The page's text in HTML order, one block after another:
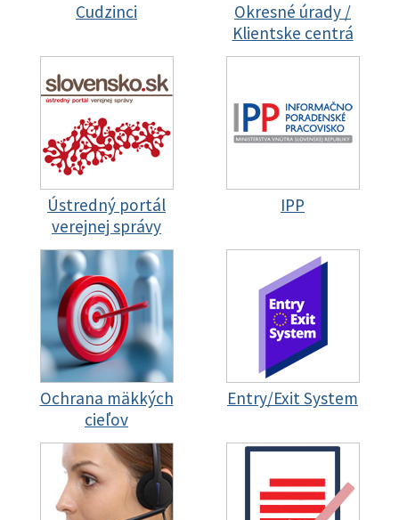
Cudzinci
Okresné úrady /
Klientske centrá
Ústredný portál
verejnej správy
IPP
Ochrana mäkkých
cieľov
Entry/Exit System